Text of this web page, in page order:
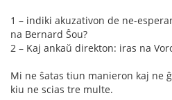
1 – indiki akuzativon de ne-
na Bernard Ŝou?
2 – Kaj ankaŭ direkton: iras na
Mi ne ŝatas tiun manieron kaj ne
kiu ne scias tre multe.